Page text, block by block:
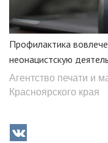
Профилактика
неонацистскую
Агентство печати и
Красноярского края